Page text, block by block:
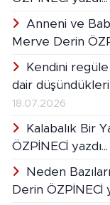
Anneni ve
Merve Derin
Kendini
dair
18.07.2026
Kalabalık Bir
ÖZPİNECİ yazdı...
Neden
Derin ÖZPİNECİ